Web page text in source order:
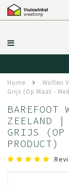
Home
Wollen
Grijs (Op Maat -
BAREFOOT
GRIJS (OP
PRODUCT)